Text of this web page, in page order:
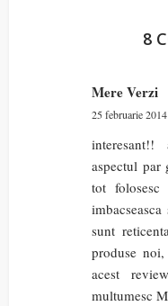
8
Mere Verzi
25 februarie
aspectul par
tot
sunt
produse
acest
multumesc